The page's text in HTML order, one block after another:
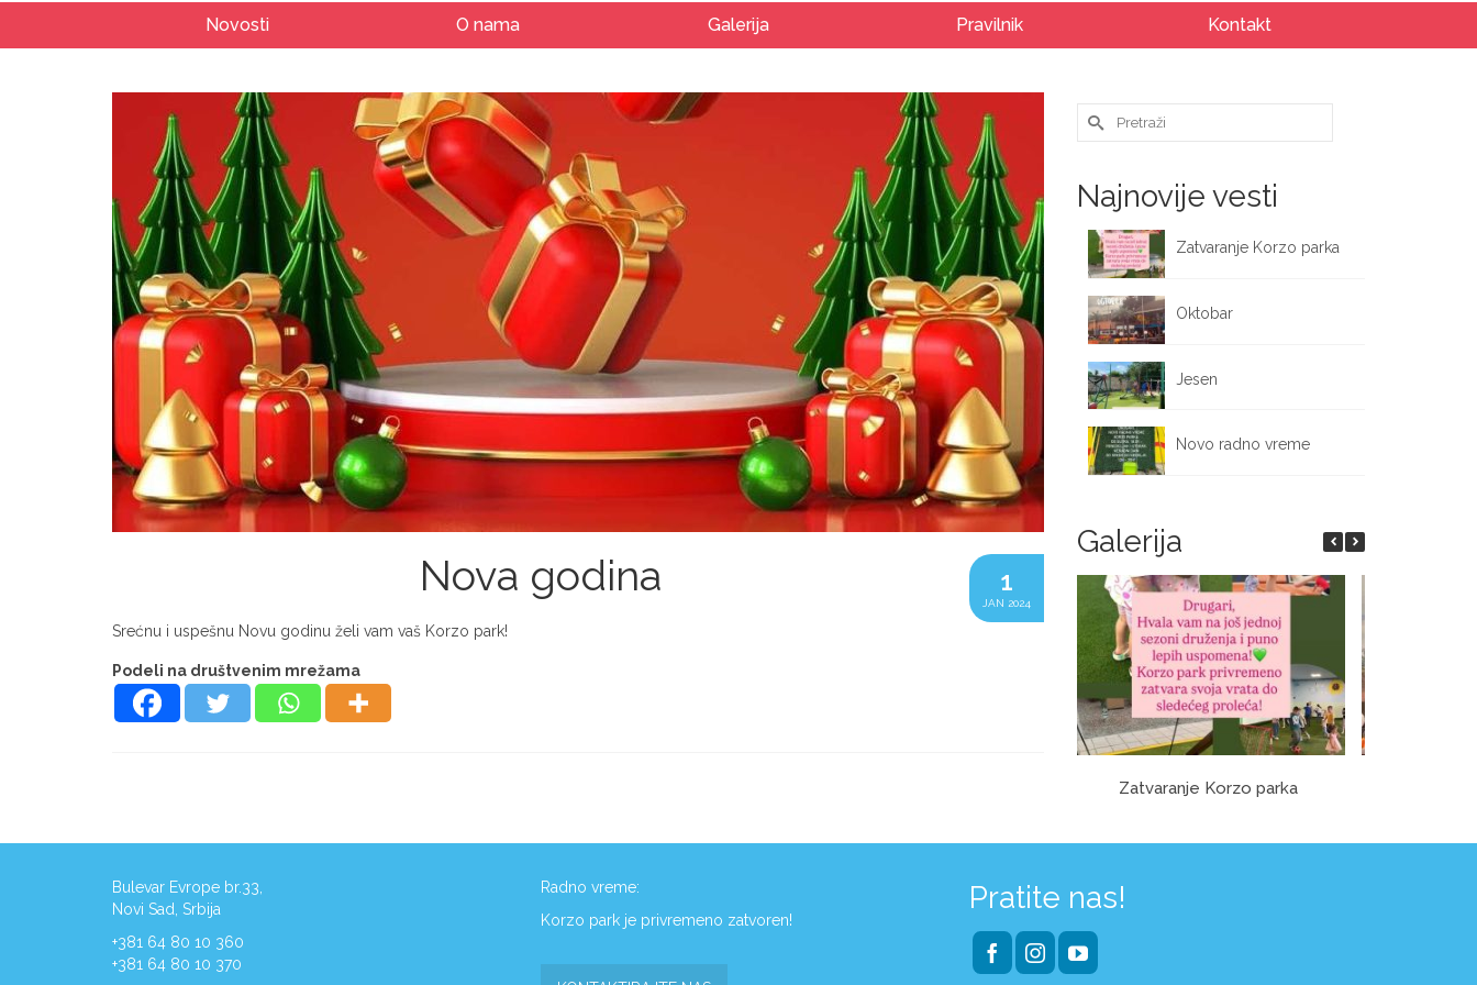
Novosti O nama Galerija Pravilnik Kontakt
1
JAN 2024
Nova godina
Srećnu i uspešnu Novu godinu želi vam vaš Korzo park!
Podeli na društvenim mrežama
Search
for:
Najnovije vesti
Zatvaranje Korzo parka
Oktobar
Jesen
Novo radno vreme
Galerija
Zatvaranje Korzo parka
Bulevar Evrope br.33,
Novi Sad, Srbija
+381 64 80 10 360
+381 64 80 10 370
Radno vreme:
Korzo park je privremeno zatvoren!
Pratite nas!